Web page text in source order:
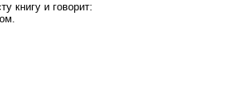
книгу и говорит: